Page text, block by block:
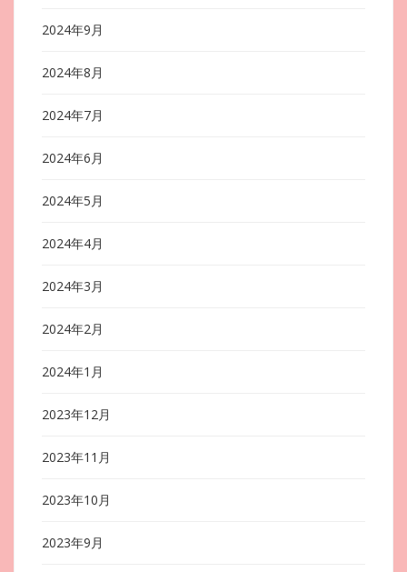
2024年9月
2024年8月
2024年7月
2024年6月
2024年5月
2024年4月
2024年3月
2024年2月
2024年1月
2023年12月
2023年11月
2023年10月
2023年9月